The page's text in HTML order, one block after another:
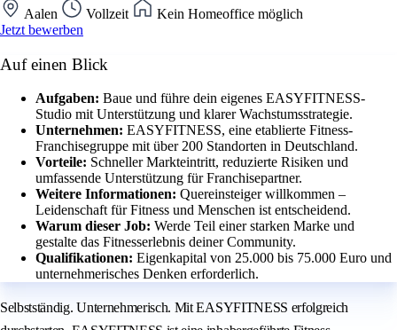
Aalen Vollzeit
Kein Homeoffice möglich
Jetzt bewerben
Auf einen Blick
Aufgaben: Baue und führe dein eigenes EASYFITNESS-
Studio mit Unterstützung und klarer Wachstumsstrategie.
Unternehmen: EASYFITNESS, eine etablierte Fitness-
Franchisegruppe mit über 200 Standorten in Deutschland.
Vorteile: Schneller Markteintritt, reduzierte Risiken und
umfassende Unterstützung für Franchisepartner.
Weitere Informationen: Quereinsteiger willkommen –
Leidenschaft für Fitness und Menschen ist entscheidend.
Warum dieser Job: Werde Teil einer starken Marke und
gestalte das Fitnesserlebnis deiner Community.
Qualifikationen: Eigenkapital von 25.000 bis 75.000 Euro und
unternehmerisches Denken erforderlich.
Selbstständig. Unternehmerisch. Mit EASYFITNESS erfolgreich